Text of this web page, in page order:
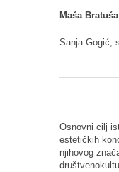
Maša Bratuša
Sanja Gogić,
Osnovni cilj
estetičkih
njihovog